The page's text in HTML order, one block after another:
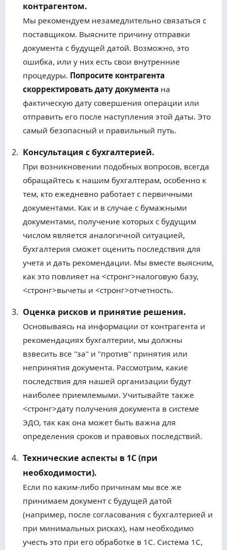
контрагентом.
Мы рекомендуем незамедлительно связаться с
поставщиком. Выясните причину отправки
документа с будущей датой. Возможно, это
ошибка, или у них есть свои внутренние
процедуры. Попросите контрагента
скорректировать дату документа на
фактическую дату совершения операции или
отправить его после наступления этой даты. Это
самый безопасный и правильный путь.
Консультация с бухгалтерией.
При возникновении подобных вопросов, всегда
обращайтесь к нашим бухгалтерам, особенно к
тем, кто ежедневно работает с первичными
документами. Как и в случае с бумажными
документами, получение которых с будущим
числом является аналогичной ситуацией,
бухгалтерия сможет оценить последствия для
учета и дать рекомендации. Мы вместе выясним,
как это повлияет на <стронг>налоговую базу,
<стронг>вычеты и <стронг>отчетность.
Оценка рисков и принятие решения.
Основываясь на информации от контрагента и
рекомендациях бухгалтерии, мы должны
взвесить все "за" и "против" принятия или
непринятия документа. Рассмотрим, какие
последствия для нашей организации будут
наиболее приемлемыми. Учитывайте также
<стронг>дату получения документа в системе
ЭДО, так как она может быть важна для
определения сроков и правовых последствий.
Технические аспекты в 1С (при
необходимости).
Если по каким-либо причинам мы все же
принимаем документ с будущей датой
(например, после согласования с бухгалтерией и
при минимальных рисках), нам необходимо
учесть это при его обработке в 1С. Система 1С,